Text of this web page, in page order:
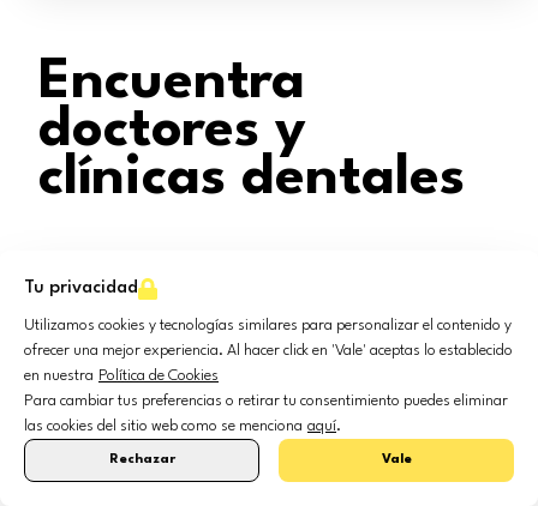
Tu privacidad
Utilizamos cookies y tecnologías similares para personalizar el contenido y
ofrecer una mejor experiencia. Al hacer click en 'Vale' aceptas lo establecido
en nuestra Política de Cookies
Para cambiar tus preferencias o retirar tu consentimiento puedes eliminar
las cookies del sitio web como se menciona aquí.
Rechazar Vale
Encuentra
doctores y
clínicas dentales
Clínicas Dentales Dentistas Tratamientos
Clínicas Dentales en Madrid